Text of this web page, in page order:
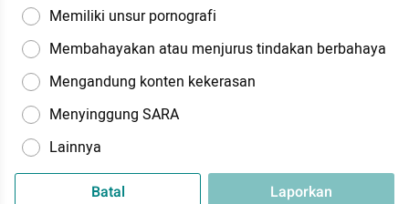
Memiliki unsur pornografi
Membahayakan atau menjurus tindakan berbahaya
Mengandung konten kekerasan
Menyinggung SARA
Lainnya
Batal Laporkan